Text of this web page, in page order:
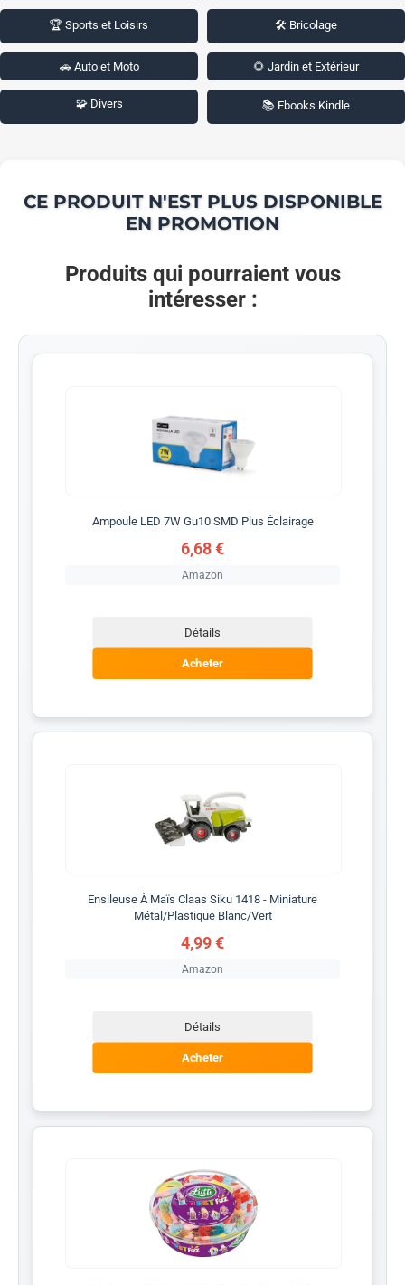
🏆 Sports et Loisirs 🛠️ Bricolage
🚗 Auto et Moto 🌻 Jardin et Extérieur
🧩 Divers 📚 Ebooks Kindle
CE PRODUIT N'EST PLUS DISPONIBLE
EN PROMOTION
Produits qui pourraient vous
intéresser :
Ampoule LED 7W Gu10 SMD Plus Éclairage
6,68 €
Amazon
Détails
Acheter
Ensileuse À Maïs Claas Siku 1418 - Miniature
Métal/Plastique Blanc/Vert
4,99 €
Amazon
Détails
Acheter